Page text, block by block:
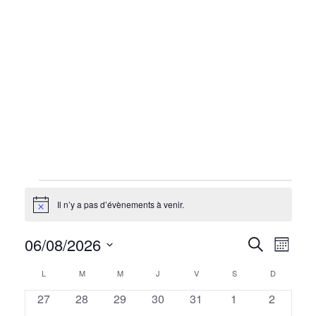
Notice Il n’y a pas d’évènements à venir.
R
c
Recherche
N
Mois
06/08/2026
une
date.
L M M J V S D
0
27
0
28
0
29
0
30
0
31
0
1
0
2